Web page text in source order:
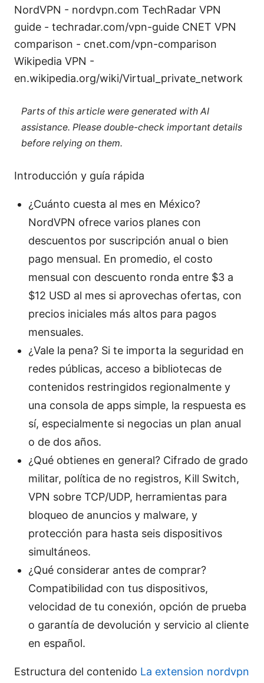
NordVPN - nordvpn.com TechRadar VPN
guide - techradar.com/vpn-guide CNET VPN
comparison - cnet.com/vpn-comparison
Wikipedia VPN -
en.wikipedia.org/wiki/Virtual_private_network
Parts of this article were generated with AI
assistance. Please double-check important details
before relying on them.
Introducción y guía rápida
¿Cuánto cuesta al mes en México?
NordVPN ofrece varios planes con
descuentos por suscripción anual o bien
pago mensual. En promedio, el costo
mensual con descuento ronda entre $3 a
$12 USD al mes si aprovechas ofertas, con
precios iniciales más altos para pagos
mensuales.
¿Vale la pena? Si te importa la seguridad en
redes públicas, acceso a bibliotecas de
contenidos restringidos regionalmente y
una consola de apps simple, la respuesta es
sí, especialmente si negocias un plan anual
o de dos años.
¿Qué obtienes en general? Cifrado de grado
militar, política de no registros, Kill Switch,
VPN sobre TCP/UDP, herramientas para
bloqueo de anuncios y malware, y
protección para hasta seis dispositivos
simultáneos.
¿Qué considerar antes de comprar?
Compatibilidad con tus dispositivos,
velocidad de tu conexión, opción de prueba
o garantía de devolución y servicio al cliente
en español.
Estructura del contenido La extension nordvpn